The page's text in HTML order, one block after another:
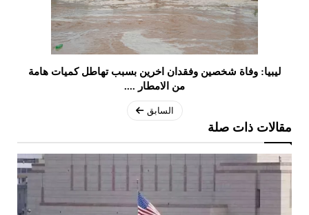
ليبيا: وفاة شخصين وفقدان اخرين بسبب تهاطل كميات هامة
من الامطار ....
السابق
مقالات ذات صلة